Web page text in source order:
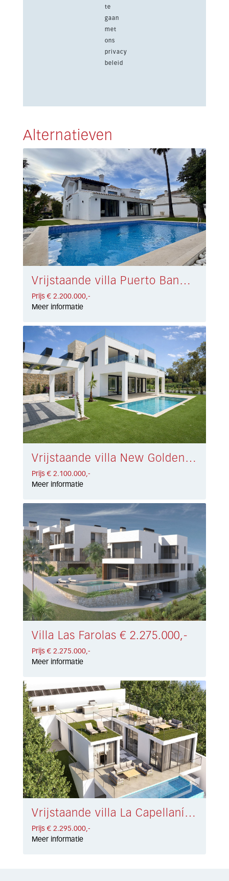
te
gaan
met
ons
privacy
beleid
Alternatieven
Vrijstaande villa Puerto Banús € 2.200.000,-
Prijs € 2.200.000,-
Meer informatie
Vrijstaande villa New Golden Mile € 2.100.000,-
Prijs € 2.100.000,-
Meer informatie
Villa Las Farolas € 2.275.000,-
Prijs € 2.275.000,-
Meer informatie
Vrijstaande villa La Capellanía € 2.295.000,-
Prijs € 2.295.000,-
Meer informatie